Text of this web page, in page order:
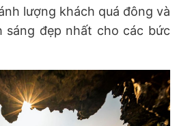
lượng khách quá đông và
sáng đẹp nhất cho các bức